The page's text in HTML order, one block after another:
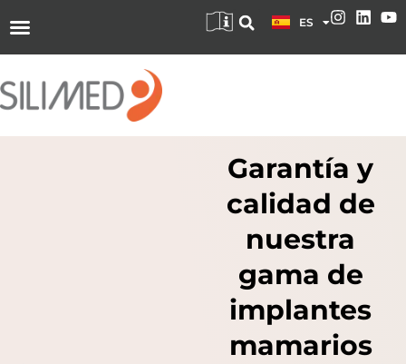
Registra tus implantes
Recursos exclusivos para cirujanos
ES
EN
Garantía y
calidad de
nuestra
gama de
implantes
mamarios